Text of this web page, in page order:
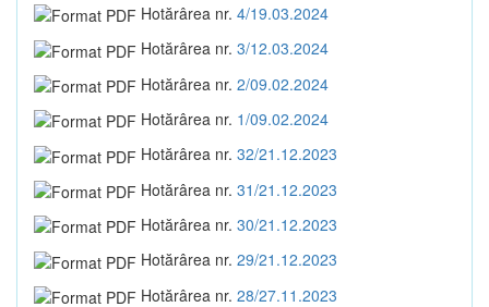
Hotărârea nr. 4/19.03.2024
Hotărârea nr. 3/12.03.2024
Hotărârea nr. 2/09.02.2024
Hotărârea nr. 1/09.02.2024
Hotărârea nr. 32/21.12.2023
Hotărârea nr. 31/21.12.2023
Hotărârea nr. 30/21.12.2023
Hotărârea nr. 29/21.12.2023
Hotărârea nr. 28/27.11.2023